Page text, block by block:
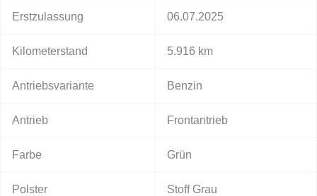
Erstzulassung 06.07.2025
Kilometerstand 5.916 km
Antriebsvariante Benzin
Antrieb Frontantrieb
Farbe Grün
Polster Stoff Grau